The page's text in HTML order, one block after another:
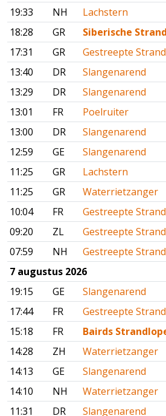
19:33
NH
Lachstern
18:28
GR
Siberische
17:31
GR
Gestreepte
13:40
DR
Slangenarend
13:29
DR
Slangenarend
13:01
FR
Poelruiter
13:00
DR
Slangenarend
12:59
GE
Slangenarend
11:25
GR
Lachstern
11:25
GR
Waterrietzanger
10:04
FR
Gestreepte
09:20
ZL
Gestreepte
07:59
NH
Gestreepte
7 augustus 2026
19:15
GE
Slangenarend
17:44
FR
Gestreepte
15:18
FR
Bairds
14:28
ZH
Waterrietzanger
14:13
GE
Slangenarend
14:10
NH
Waterrietzanger
11:31
DR
Slangenarend